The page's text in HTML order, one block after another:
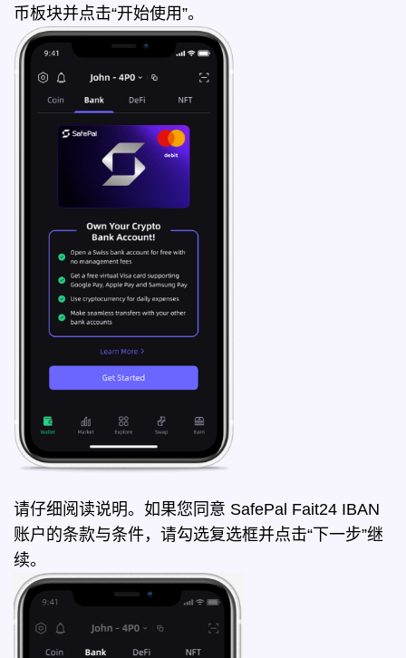
币板块并点击“开始使用”。
请仔细阅读说明。如果您同意 SafePal Fait24 IBAN
账户的条款与条件，请勾选复选框并点击“下一步”继
续。